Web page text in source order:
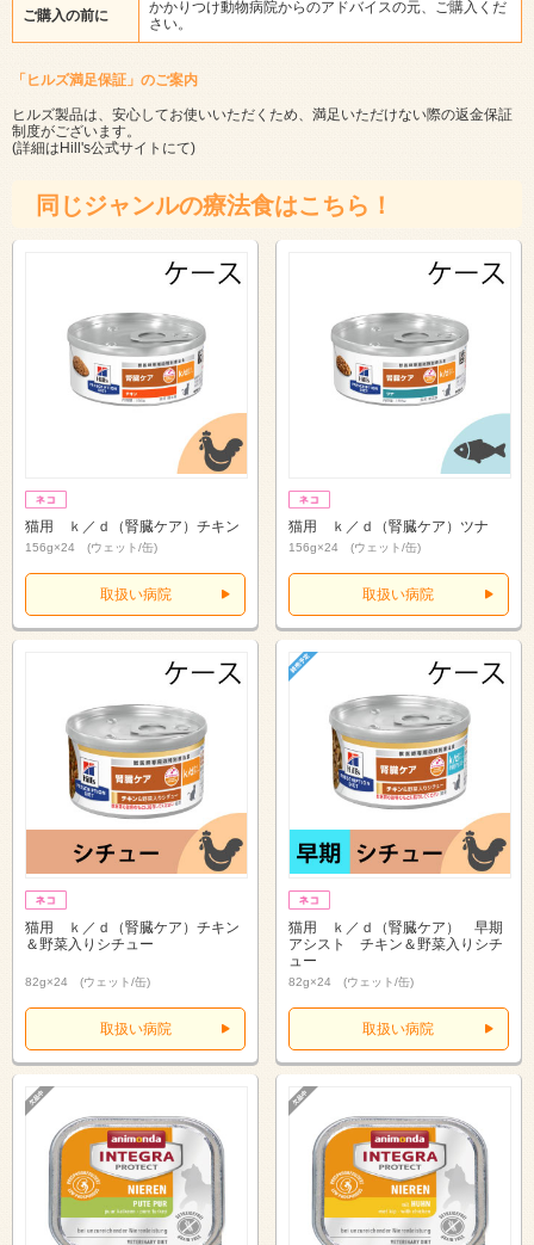
ご購入の前に
かかりつけ動物病院からのアドバイスの元、ご購入くだ
さい。
「ヒルズ満足保証」のご案内
ヒルズ製品は、安心してお使いいただくため、満足いただけない際の返金保証
制度がございます。
(詳細はHill's公式サイト にて)
同じジャンルの療法食はこちら！
猫用 ｋ／ｄ（腎臓ケア）チキン
156g×24 (ウェット/缶)
取扱い病院
猫用 ｋ／ｄ（腎臓ケア）ツナ
156g×24 (ウェット/缶)
取扱い病院
猫用 ｋ／ｄ（腎臓ケア）チキン
＆野菜入りシチュー
82g×24 (ウェット/缶)
取扱い病院
猫用 ｋ／ｄ（腎臓ケア） 早期
アシスト チキン＆野菜入りシチ
ュー
82g×24 (ウェット/缶)
取扱い病院